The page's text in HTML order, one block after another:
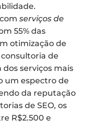
serviços de
55% das
otimização de
de
dos serviços mais
um espectro de
da reputação
de SEO, os
R$2.500 e